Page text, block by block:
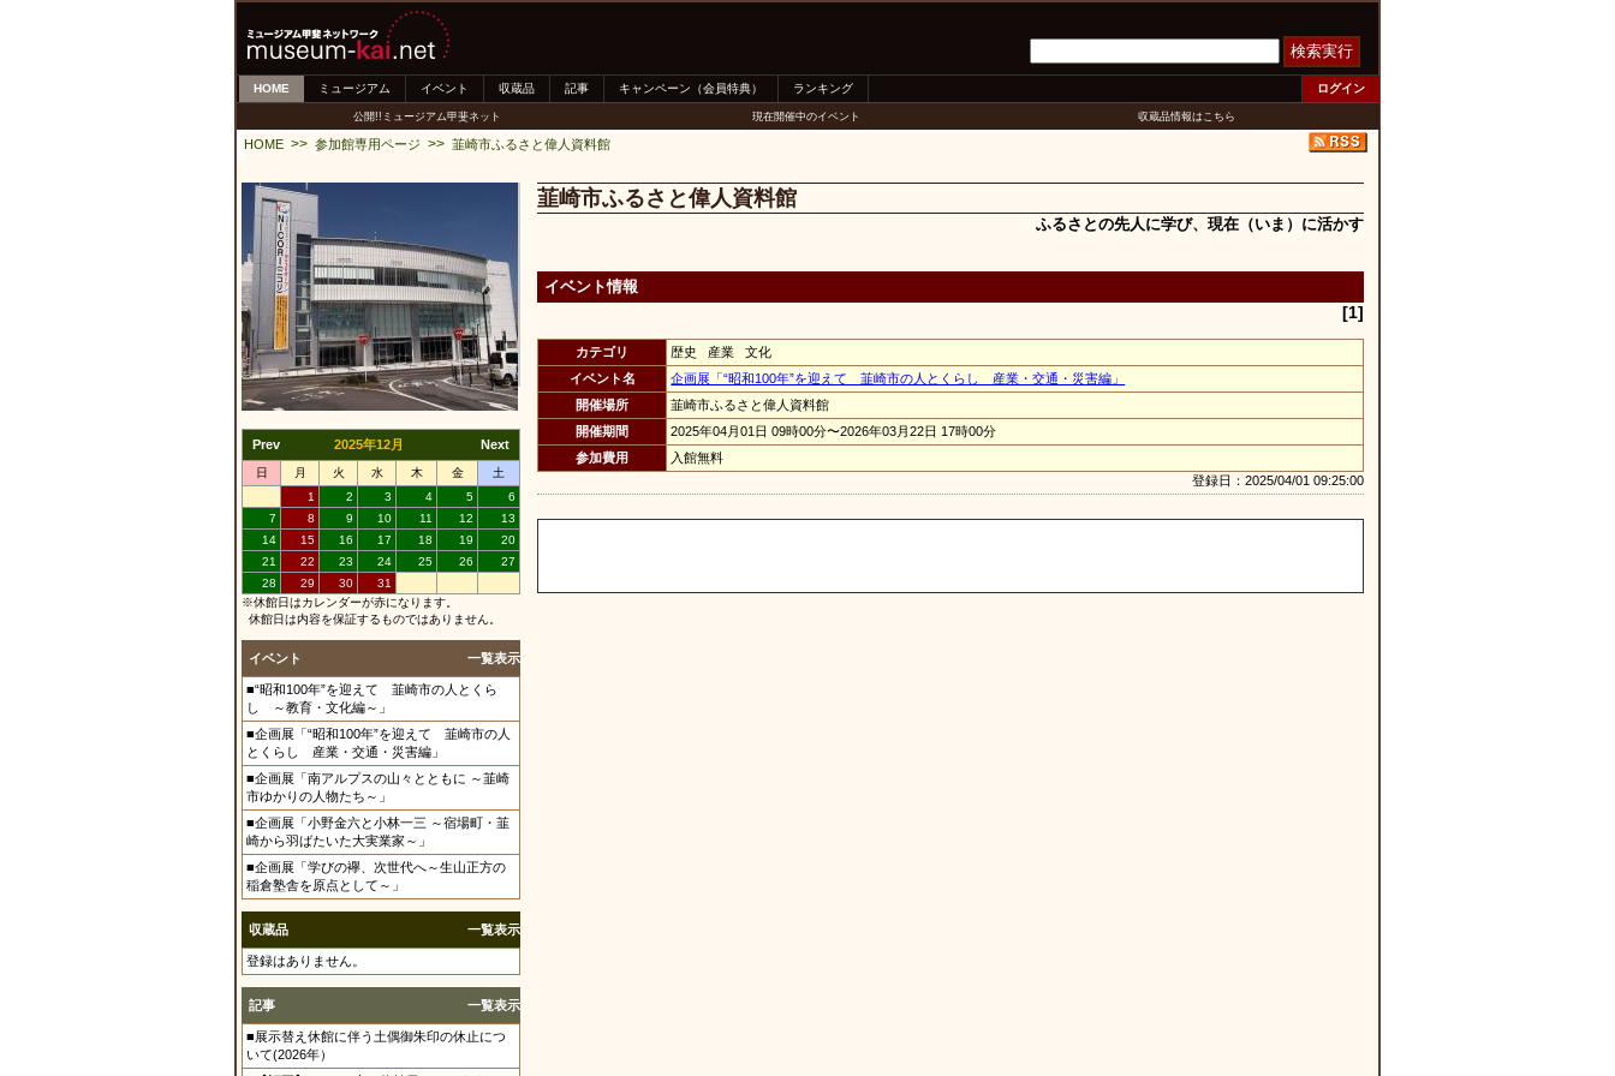
検索実行
HOME ミュージアム イベント 収蔵品 記事 キャンペーン（会員特典） ランキング ログイン
公開!!ミュージアム甲斐ネット 現在開催中のイベント 収蔵品情報はこちら
HOME >> 参加館専用ページ >> 韮崎市ふるさと偉人資料館
Prev 2025年12月 Next
日 月 火 水 木 金
土
1
2 3 4 5
6
7
8 9 10 11 12
13
14
15 16 17 18 19
20
21
22 23 24 25 26
27
28
29 30
31
※休館日はカレンダーが赤になります。
休館日は内容を保証するものではありません。
イベント 一覧表示
■“昭和100年”を迎えて 韮崎市の人とくら
し ～教育・文化編～」
■企画展「“昭和100年”を迎えて 韮崎市の人
とくらし 産業・交通・災害編」
■企画展「南アルプスの山々とともに ～韮崎
市ゆかりの人物たち～」
■企画展「小野金六と小林一三 ～宿場町・韮
崎から羽ばたいた大実業家～」
■企画展「学びの襷、次世代へ～生山正方の
稲倉塾舎を原点として～」
収蔵品 一覧表示
登録はありません。
記事 一覧表示
■展示替え休館に伴う土偶御朱印の休止につ
いて(2026年）
韮崎市ふるさと偉人資料館
ふるさとの先人に学び、現在（いま）に活かす
イベント情報
[1]
カテゴリ
歴史 産業 文化
イベント名
企画展「“昭和100年”を迎えて 韮崎市の人とくらし 産業・交通・災害編」
開催場所
韮崎市ふるさと偉人資料館
開催期間
2025年04月01日 09時00分〜2026年03月22日 17時00分
参加費用
入館無料
登録日：2025/04/01 09:25:00